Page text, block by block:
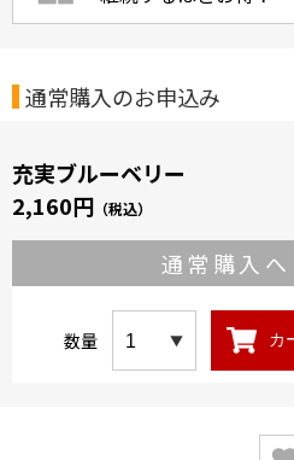
通常購入のお申込み
充実ブルーベリー
2,160円 （税込）
通常購入へ
数量 カ